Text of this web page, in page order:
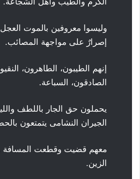
وليسوا معروفين بالموت
إصرارٌ على مواجهة المصائب.
إنهم الطيبون، الطاهرون،
الصادقون، السباعة.
يحملون حق الجار باللطف
الجيران النشامى يتمتعون
معهم قضيت وقطعت المسافة
الزين.